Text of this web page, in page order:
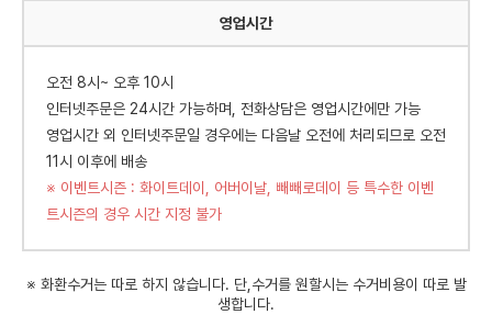
영업시간
오전 8시~ 오후 10시
인터넷주문은 24시간 가능하며, 전화상담은 영업시간에만 가능
영업시간 외 인터넷주문일 경우에는 다음날 오전에 처리되므로 오전
11시 이후에 배송
※ 이벤트시즌 : 화이트데이, 어버이날, 빼빼로데이 등 특수한 이벤
트시즌의 경우 시간 지정 불가
※ 화환수거는 따로 하지 않습니다. 단,수거를 원할시는 수거비용이 따로 발
생합니다.